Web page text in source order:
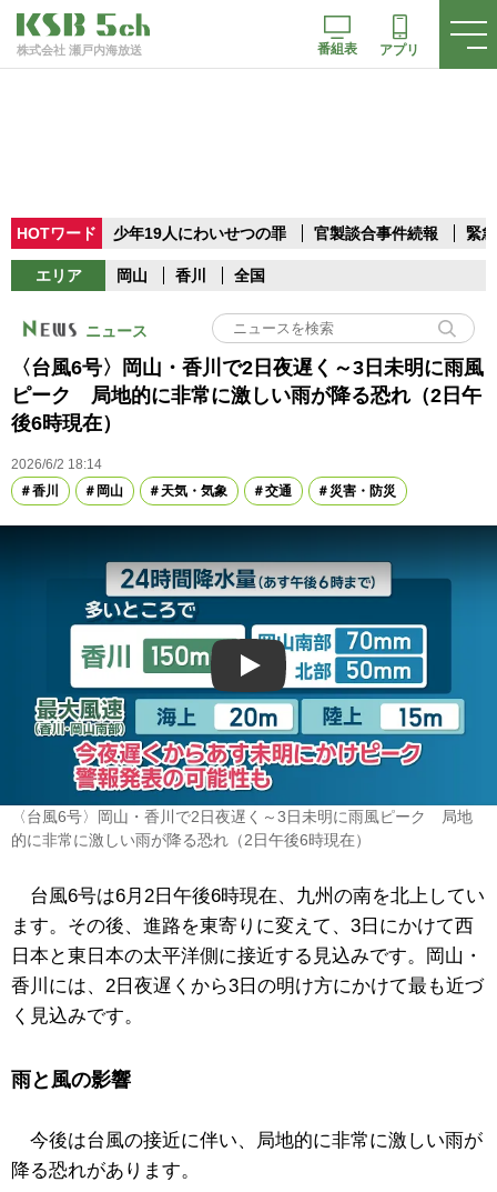
株式会社 瀬戸内海放送 番組表 アプリ
HOTワード 少年19人にわいせつの罪 官製談合事件続報 緊
エリア 岡山 香川 全国
ニュース
〈台風6号〉岡山・香川で2日夜遅く～3日未明に雨風
ピーク 局地的に非常に激しい雨が降る恐れ（2日午
後6時現在）
2026/6/2 18:14
香川
岡山 天気・気象 交通 災害・防災
Play
〈台風6号〉岡山・香川で2日夜遅く～3日未明に雨風ピーク 局地
的に非常に激しい雨が降る恐れ（2日午後6時現在）
台風6号は6月2日午後6時現在、九州の南を北上してい
ます。その後、進路を東寄りに変えて、3日にかけて西
日本と東日本の太平洋側に接近する見込みです。岡山・
香川には、2日夜遅くから3日の明け方にかけて最も近づ
く見込みです。
雨と風の影響
今後は台風の接近に伴い、局地的に非常に激しい雨が
降る恐れがあります。